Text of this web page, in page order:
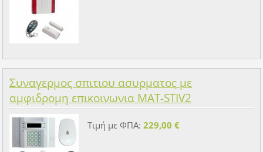
Συναγερμος σπιτιου ασυρματος με
αμφιδρομη επικοινωνια MAT-STIV2
Τιμή με ΦΠΑ: 229,00 €